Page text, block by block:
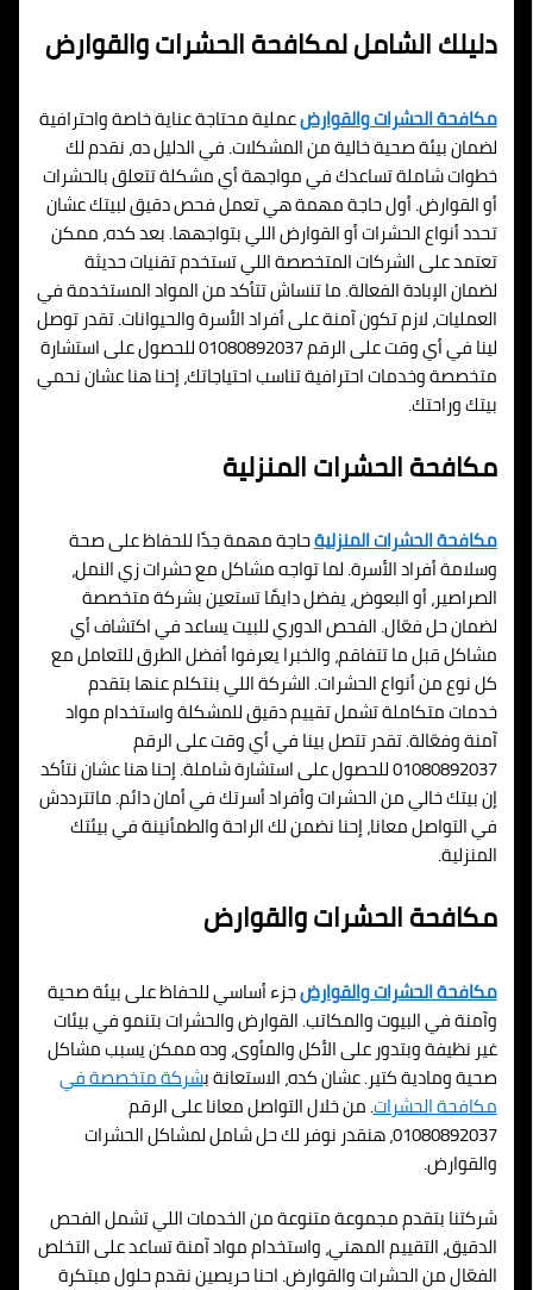
دليلك الشامل لمكافحة الحشرات والقوارض
مكافحة الحشرات والقوارضعملية محتاجة عناية خاصة واحترافية
لضمان بيئة صحية خالية من المشكلات. في الدليل ده، نقدم لك
خطوات شاملة تساعدك في مواجهة أي مشكلة تتعلق بالحشرات
أو القوارض. أول حاجة مهمة هي تعمل فحص دقيق لبيتك عشان
تحدد أنواع الحشرات أو القوارض اللي بتواجهها. بعد كده، ممكن
تعتمد على الشركات المتخصصة اللي تستخدم تقنيات حديثة
لضمان الإبادة الفعالة. ما تنساش تتأكد من المواد المستخدمة في
العمليات، لازم تكون آمنة على أفراد الأسرة والحيوانات. تقدر توصل
لينا في أي وقت على الرقم 01080892037 للحصول على استشارة
متخصصة وخدمات احترافية تناسب احتياجاتك، إحنا هنا عشان نحمي
بيتك وراحتك.
مكافحة الحشرات المنزلية
مكافحة الحشرات المنزليةحاجة مهمة جدًا للحفاظ على صحة
وسلامة أفراد الأسرة. لما تواجه مشاكل مع حشرات زي النمل،
الصراصير، أو البعوض، يفضل دايمًا تستعين بشركة متخصصة
لضمان حل فعّال. الفحص الدوري للبيت يساعد في اكتشاف أي
مشاكل قبل ما تتفاقم، والخبرا يعرفوا أفضل الطرق للتعامل مع
كل نوع من أنواع الحشرات. الشركة اللي بنتكلم عنها بتقدم
خدمات متكاملة تشمل تقييم دقيق للمشكلة واستخدام مواد
آمنة وفعّالة. تقدر تتصل بينا في أي وقت على الرقم
01080892037 للحصول على استشارة شاملة. إحنا هنا عشان نتأكد
إن بيتك خالي من الحشرات وأفراد أسرتك في أمان دائم. ماتترددش
في التواصل معانا، إحنا نضمن لك الراحة والطمأنينة في بيئتك
المنزلية.
مكافحة الحشرات والقوارض
مكافحة الحشرات والقوارضجزء أساسي للحفاظ على بيئة صحية
وآمنة في البيوت والمكاتب. القوارض والحشرات بتنمو في بيئات
غير نظيفة وبتدور على الأكل والمأوى، وده ممكن يسبب مشاكل
صحية ومادية كتير. عشان كده، الاستعانة بشركة متخصصة في
مكافحة الحشرات. من خلال التواصل معانا على الرقم
01080892037، هنقدر نوفر لك حل شامل لمشاكل الحشرات
والقوارض.
شركتنا بتقدم مجموعة متنوعة من الخدمات اللي تشمل الفحص
الدقيق، التقييم المهني، واستخدام مواد آمنة تساعد على التخلص
الفعّال من الحشرات والقوارض. احنا حريصين نقدم حلول مبتكرة